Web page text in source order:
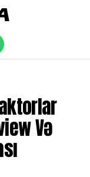
Və